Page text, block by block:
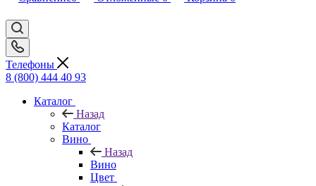
Телефоны
8 (800) 444 40 93
Каталог
Назад
Каталог
Вино
Назад
Вино
Цвет